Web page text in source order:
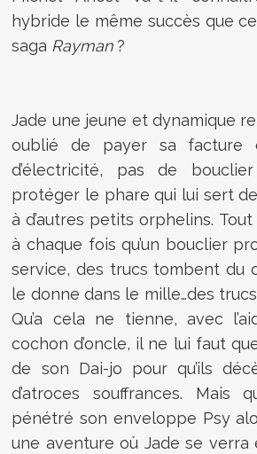
hybride le même succès que
saga Rayman?
Jade une jeune et dynamique
oublié de payer sa facture
d’électricité, pas de
protéger le phare qui lui sert
à d’autres petits orphelins.
à chaque fois qu’un bouclier
service, des trucs tombent du
le donne dans le mille…des
Qu’a cela ne tienne, avec
cochon d’oncle, il ne lui faut
de son Dai-jo pour qu’ils
d’atroces souffrances. Mais
pénétré son enveloppe Psy
une aventure où Jade se verra